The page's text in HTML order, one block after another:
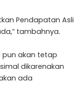
Pendapatan Asli
tambahnya.
akan tetap
dikarenakan
ada